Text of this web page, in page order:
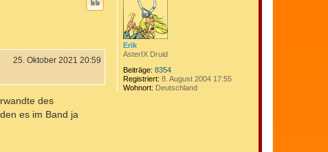
Erik
AsterIX Druid
Beiträge: 8354
Registriert: 8. August 2004 17:55
Wohnort: Deutschland
25. Oktober 2021 20:59
des
es im Band ja